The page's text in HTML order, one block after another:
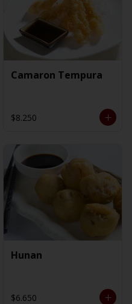
Camaron Tempura
$8.250
Hunan
$6.650